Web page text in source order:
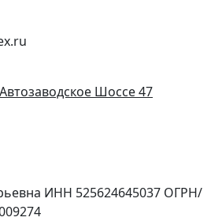
Шоссе 47
ИНН 525624645037 ОГРН/